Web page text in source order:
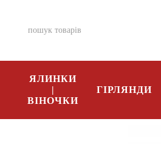
ЯЛИНКИ
|
ВІНОЧКИ
ГІРЛЯНДИ